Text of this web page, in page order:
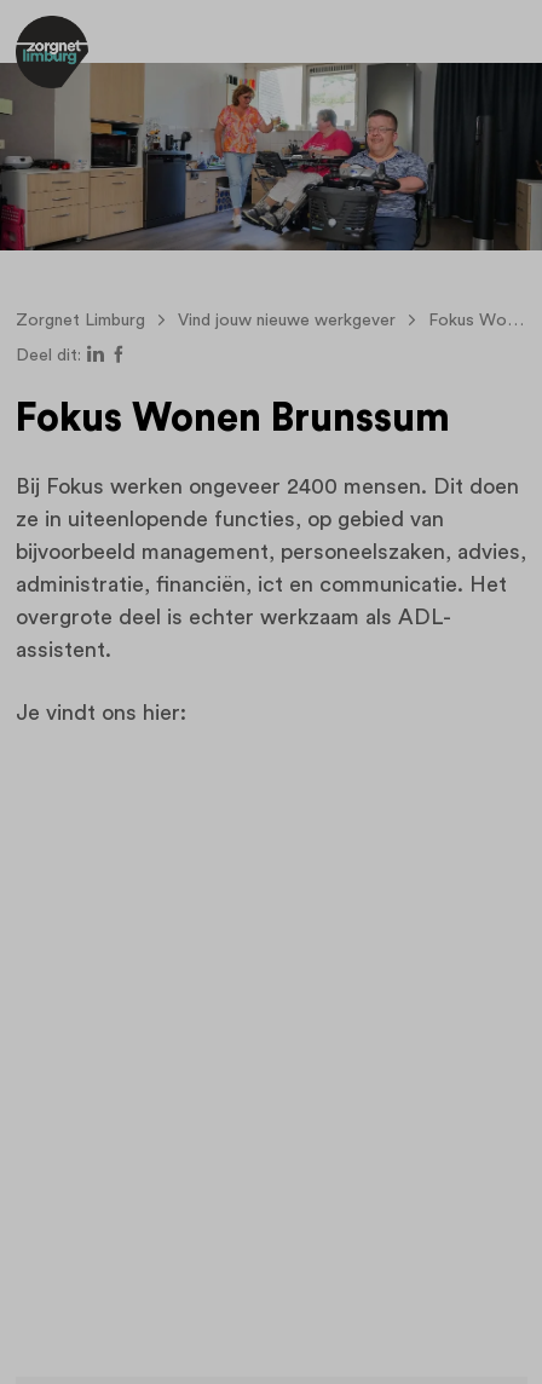
Zorgnet Limburg Vind jouw nieuwe werkgever Fokus Wonen
Deel dit:
Fokus Wonen Brunssum
Bij Fokus werken ongeveer 2400 mensen. Dit doen
ze in uiteenlopende functies, op gebied van
bijvoorbeeld management, personeelszaken, advies,
administratie, financiën, ict en communicatie. Het
overgrote deel is echter werkzaam als ADL-
assistent.
Je vindt ons hier: